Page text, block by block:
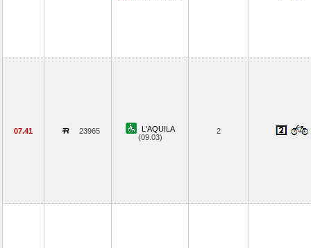
07.41 23965
L'AQUILA
(09.03)
2